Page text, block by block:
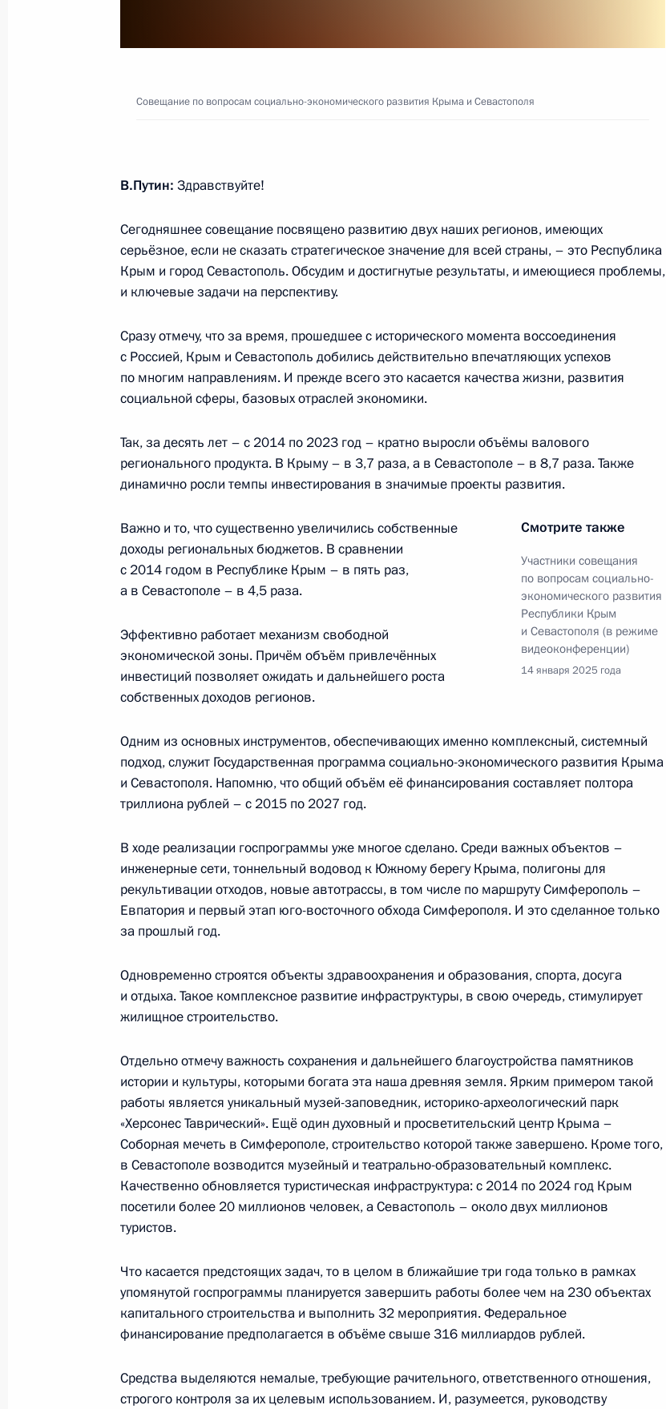
Совещание по вопросам социально-экономического развития
17 января состоятся переговоры Владимира Путина
с Президентом Исламской Республики Иран Масудом
Пезешкианом, который прибудет в Россию с официальным
13 января 2025 года, 15:00
13 января 2025 года, 14:15 Москва, Кремль
Поздравление по случаю Дня работника прокуратуры
12 января 2025 года, 00:00
10 января 2025 года, пятница
Совещание с постоянными членами Совета Безопасности
9 января 2025 года, четверг
9 января 2025 года, 16:05 Московская область, Ново-Огарёво
7 января 2025 года, вторник
7 января 2025 года, 12:00
Поздравление с Рождеством Христовым
7 января 2025 года, 09:00
8
31 декабря 2024 года, вторник
Новогоднее обращение к гражданам России
31 декабря 2024 года, 23:55
Президент заслушал доклады о ходе СВО и поздравил
военнослужащих с наступающим Новым годом
Совещание по вопросам социально-экономического развития Крыма и Севастополя
В.Путин: Здравствуйте!
Сегодняшнее совещание посвящено развитию двух наших регионов, имеющих
серьёзное, если не сказать стратегическое значение для всей страны, – это Республика
Крым и город Севастополь. Обсудим и достигнутые результаты, и имеющиеся проблемы,
и ключевые задачи на перспективу.
Сразу отмечу, что за время, прошедшее с исторического момента воссоединения
с Россией, Крым и Севастополь добились действительно впечатляющих успехов
по многим направлениям. И прежде всего это касается качества жизни, развития
социальной сферы, базовых отраслей экономики.
Так, за десять лет – с 2014 по 2023 год – кратно выросли объёмы валового
регионального продукта. В Крыму – в 3,7 раза, а в Севастополе – в 8,7 раза. Также
динамично росли темпы инвестирования в значимые проекты развития.
Смотрите также
Участники совещания
по вопросам социально-
экономического развития
Республики Крым
и Севастополя (в режиме
видеоконференции)
14 января 2025 года
Важно и то, что существенно увеличились собственные
доходы региональных бюджетов. В сравнении
с 2014 годом в Республике Крым – в пять раз,
а в Севастополе – в 4,5 раза.
Эффективно работает механизм свободной
экономической зоны. Причём объём привлечённых
инвестиций позволяет ожидать и дальнейшего роста
собственных доходов регионов.
Одним из основных инструментов, обеспечивающих именно комплексный, системный
подход, служит Государственная программа социально-экономического развития Крыма
и Севастополя. Напомню, что общий объём её финансирования составляет полтора
триллиона рублей – с 2015 по 2027 год.
В ходе реализации госпрограммы уже многое сделано. Среди важных объектов –
инженерные сети, тоннельный водовод к Южному берегу Крыма, полигоны для
рекультивации отходов, новые автотрассы, в том числе по маршруту Симферополь –
Евпатория и первый этап юго-восточного обхода Симферополя. И это сделанное только
за прошлый год.
Одновременно строятся объекты здравоохранения и образования, спорта, досуга
и отдыха. Такое комплексное развитие инфраструктуры, в свою очередь, стимулирует
жилищное строительство.
Отдельно отмечу важность сохранения и дальнейшего благоустройства памятников
истории и культуры, которыми богата эта наша древняя земля. Ярким примером такой
работы является уникальный музей-заповедник, историко-археологический парк
«Херсонес Таврический». Ещё один духовный и просветительский центр Крыма –
Соборная мечеть в Симферополе, строительство которой также завершено. Кроме того,
в Севастополе возводится музейный и театрально-образовательный комплекс.
Качественно обновляется туристическая инфраструктура: с 2014 по 2024 год Крым
посетили более 20 миллионов человек, а Севастополь – около двух миллионов
туристов.
Что касается предстоящих задач, то в целом в ближайшие три года только в рамках
упомянутой госпрограммы планируется завершить работы более чем на 230 объектах
капитального строительства и выполнить 32 мероприятия. Федеральное
финансирование предполагается в объёме свыше 316 миллиардов рублей.
Средства выделяются немалые, требующие рачительного, ответственного отношения,
строгого контроля за их целевым использованием. И, разумеется, руководству